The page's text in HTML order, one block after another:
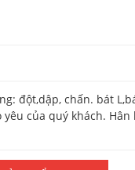
đột,dập, chấn. bát
của quý khách.